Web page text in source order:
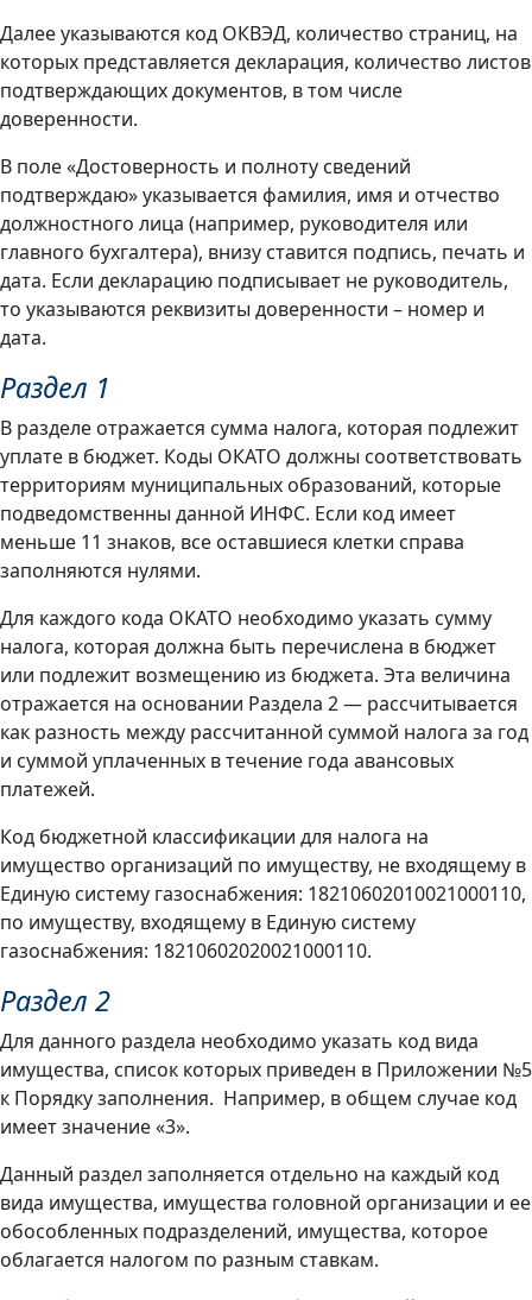
Далее указываются код ОКВЭД, количество страниц, на
которых представляется декларация, количество листов
подтверждающих документов, в том числе
доверенности.
В поле «Достоверность и полноту сведений
подтверждаю» указывается фамилия, имя и отчество
должностного лица (например, руководителя или
главного бухгалтера), внизу ставится подпись, печать и
дата. Если декларацию подписывает не руководитель,
то указываются реквизиты доверенности – номер и
дата.
Раздел 1
В разделе отражается сумма налога, которая подлежит
уплате в бюджет. Коды ОКАТО должны соответствовать
территориям муниципальных образований, которые
подведомственны данной ИНФС. Если код имеет
меньше 11 знаков, все оставшиеся клетки справа
заполняются нулями.
Для каждого кода ОКАТО необходимо указать сумму
налога, которая должна быть перечислена в бюджет
или подлежит возмещению из бюджета. Эта величина
отражается на основании Раздела 2 — рассчитывается
как разность между рассчитанной суммой налога за год
и суммой уплаченных в течение года авансовых
платежей.
Код бюджетной классификации для налога на
имущество организаций по имуществу, не входящему в
Единую систему газоснабжения: 18210602010021000110,
по имуществу, входящему в Единую систему
газоснабжения: 18210602020021000110.
Раздел 2
Для данного раздела необходимо указать код вида
имущества, список которых приведен в Приложении №5
к Порядку заполнения. Например, в общем случае код
имеет значение «3».
Данный раздел заполняется отдельно на каждый код
вида имущества, имущества головной организации и ее
обособленных подразделений, имущества, которое
облагается налогом по разным ставкам.